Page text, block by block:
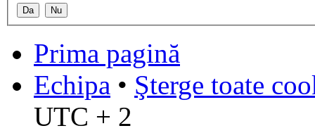
Prima pagină
Echipa • Şterge toate
UTC + 2